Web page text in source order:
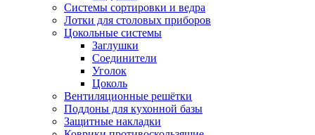
Системы сортировки и ведра
Лотки для столовых приборов
Цокольные системы
Заглушки
Соединители
Уголок
Цоколь
Вентиляционные решётки
Поддоны для кухонной базы
Защитные накладки